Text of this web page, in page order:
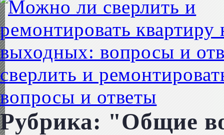
сверлить и
вопросы и ответы
Рубрика: "Общие